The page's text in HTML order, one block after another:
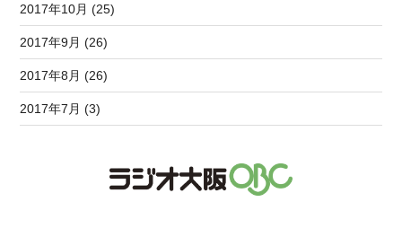
2017年10月 (25)
2017年9月 (26)
2017年8月 (26)
2017年7月 (3)